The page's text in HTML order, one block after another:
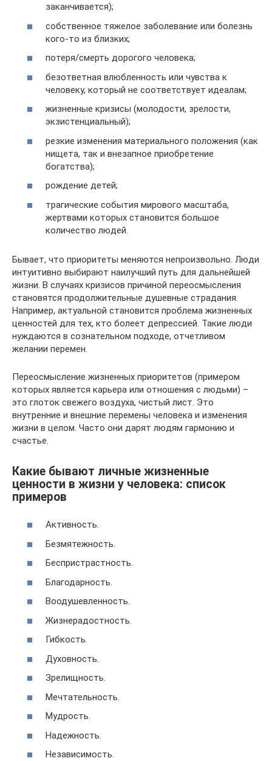
заканчивается);
собственное тяжелое заболевание или болезнь
кого-то из близких;
потеря/смерть дорогого человека;
безответная влюбленность или чувства к
человеку, который не соответствует идеалам;
жизненные кризисы (молодости, зрелости,
экзистенциальный);
резкие изменения материального положения (как
нищета, так и внезапное приобретение
богатства);
рождение детей;
трагические события мирового масштаба,
жертвами которых становится большое
количество людей.
Бывает, что приоритеты меняются непроизвольно. Люди
интуитивно выбирают наилучший путь для дальнейшей
жизни. В случаях кризисов причиной переосмысления
становятся продолжительные душевные страдания.
Например, актуальной становится проблема жизненных
ценностей для тех, кто болеет депрессией. Такие люди
нуждаются в сознательном подходе, отчетливом
желании перемен.
Переосмысление жизненных приоритетов (примером
которых является карьера или отношения с людьми) –
это глоток свежего воздуха, чистый лист. Это
внутренние и внешние перемены человека и изменения
жизни в целом. Часто они дарят людям гармонию и
счастье.
Какие бывают личные жизненные
ценности в жизни у человека: список
примеров
Активность.
Безмятежность.
Беспристрастность.
Благодарность.
Воодушевленность.
Жизнерадостность.
Гибкость.
Духовность.
Зрелищность.
Мечтательность.
Мудрость.
Надежность.
Независимость.